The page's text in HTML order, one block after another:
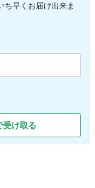
ち早くお届け出来ま
受け取る